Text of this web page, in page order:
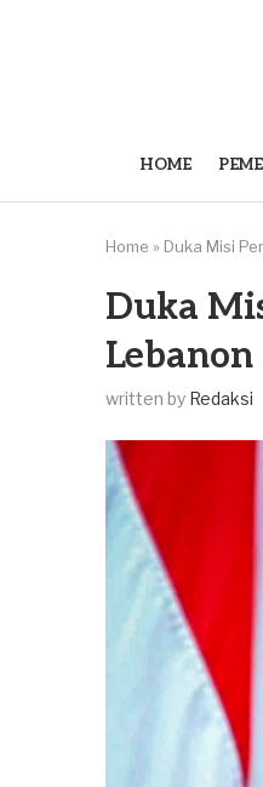
HOME
Home » Duka Misi
Duka
Lebanon
written by Redaksi